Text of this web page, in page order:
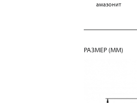
амазонит
РАЗМЕР (MM)